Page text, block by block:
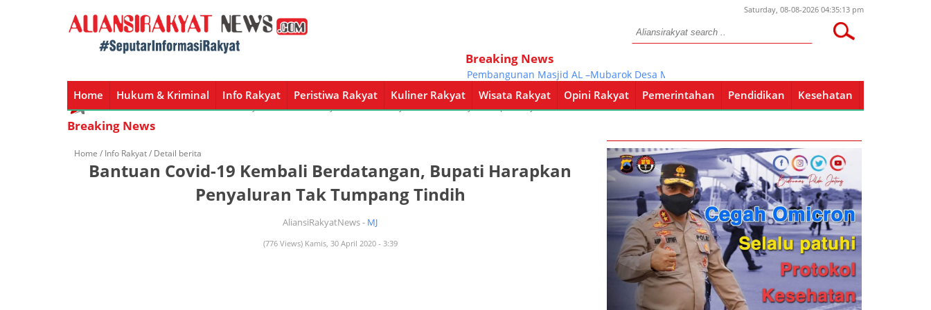
Saturday, 08-08-2026 04:35:13 pm
Breaking News
Pembangunan Masjid AL –Mubarok Desa Mentoro, Soko Tuban.
Home Hukum & Kriminal Info Rakyat Peristiwa Rakyat Kuliner Rakyat Wisata Rakyat Opini Rakyat Pemerintahan Pendidikan Kesehatan
Home Hukum & Kriminal Info Rakyat Peristiwa Rakyat Kuliner Rakyat Wisata Rakyat Opini Rakyat Pemerintahan Pendidikan Kesehatan
Breaking News
Home / Info Rakyat/ Detail berita
Bantuan Covid-19 Kembali Berdatangan, Bupati Harapkan
Penyaluran Tak Tumpang Tindih
AliansiRakyatNews - MJ
(776 Views) Kamis, 30 April 2020 - 3:39